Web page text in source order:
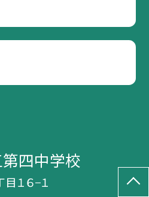
四中学校
１６−１